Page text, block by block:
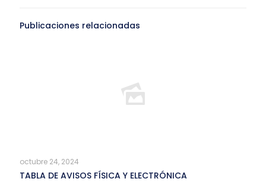
Publicaciones relacionadas
octubre 24, 2024
TABLA DE AVISOS FÍSICA Y ELECTRÓNICA